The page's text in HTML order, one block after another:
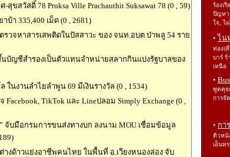
ขสวัสดิ์ 78 Pruksa Ville Prachauthit Suksawat 78 (0 , 59)
า 335,400 เม็ด (0 , 2681)
วจหาสารเสพติดในปัสสาวะ ของ จนท.อบต.ป่าพลู 54 ราย
บัญชีสำรองเป็นตัวแทนจำหน่ายสลากกินแบ่งรัฐบาลของ
นงานลำไยลำพูน 69 มีเงินรางวัล (0 , 1534)
Facebook, TikTok และ Lineปลอม Simply Exchange (0 ,
จับมือกรมการขนส่งทางบก ลงนาม MOU เชื่อมข้อมูล
งด้าวแย่งอาชีพคนไทย ในพื้นที่ อ.เวียงหนองล่อง จับ
ร้องเ
ปัญหา
ใจ, ไ
•ไน
ท่องเ
บาร์ ร้
เหนือ
•
พูดคุย
การจัด
• กา
ติวหนั
เอ็นท